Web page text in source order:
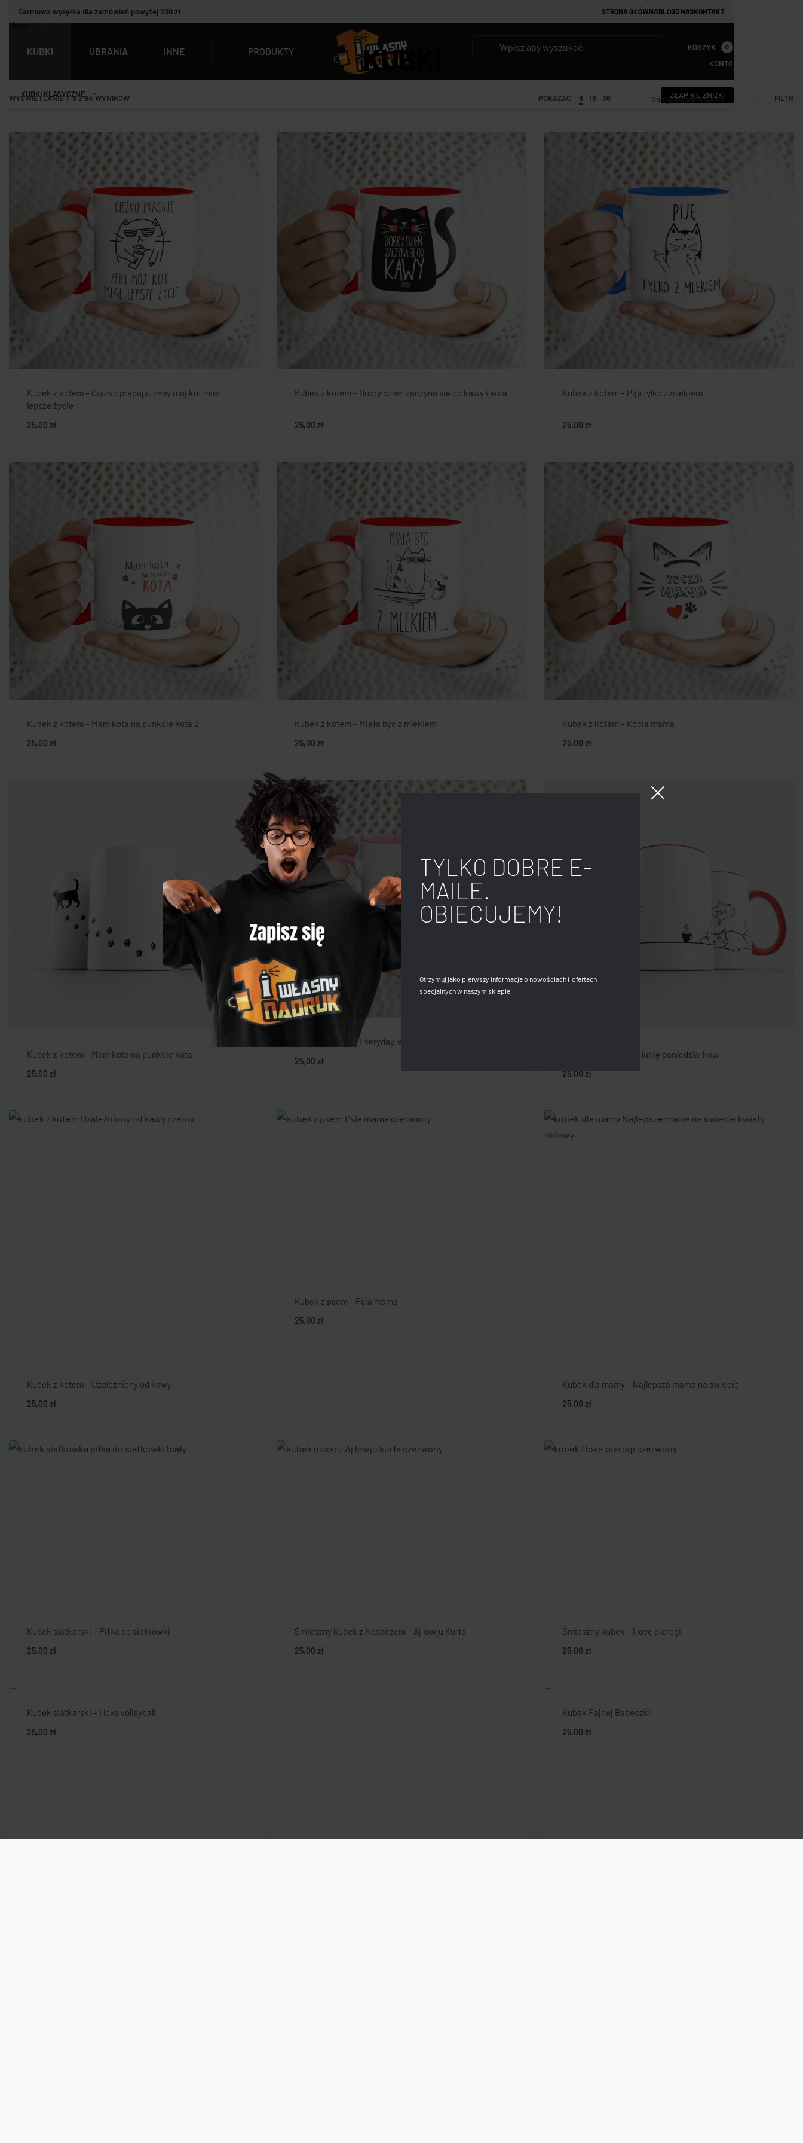
Darmowa wysyłka dla zamówień powyżej 200 zł. STRONA GŁÓWNABLOGO NASKONTAKT
KUBKI UBRANIA INNE PRODUKTY KOSZYK 0
KONTO
KUBKI KLASYCZNE ZŁAP 5% ZNIŻKI
Home›Kubki
KUBKI
WYŚWIETLANIE 1–9 Z 94 WYNIKÓW POKAZAĆ 9 18 36 Domyślne sortowanie FILTR
Kubek z kotem – Ciężko pracuję, żeby mój kot miał
lepsze życie
25,00 zł
Kubek z kotem – Dobry dzień zaczyna się od kawy i kota
25,00 zł
Kubek z kotem – Piję tylko z mlekiem
25,00 zł
Kubek z kotem – Mam kota na punkcie kota 2
25,00 zł
Kubek z kotem – Miała być z mlekiem
25,00 zł
Kubek z kotem – Kocia mama
25,00 zł
Kubek z kotem – Mam kota na punkcie kota
25,00 zł
Kubek z kotem – Everyday is #Caturday
25,00 zł
Kubek z kotem – Nie lubię poniedziałków
25,00zł
Kubek z kotem – Uzależniony od kawy
25,00 zł
Kubek z psem – Psia mama
25,00 zł
Kubek dla mamy – Najlepsza mama na świecie
25,00 zł
Kubek siatkarski – Piłka do siatkówki
25,00 zł
Śmieszny kubek z Nosaczem – Aj lowju Kurła
25,00 zł
Śmieszny kubek – I love pierogi
25,00 zł
Kubek siatkarski – I love volleyball
25,00 zł
Kubek Fajnej Babeczki
25,00 zł
TYLKO DOBRE E-
MAILE.
OBIECUJEMY!
Otrzymuj jako pierwszy informacje o nowościach i ofertach
specjalnych w naszym sklepie.